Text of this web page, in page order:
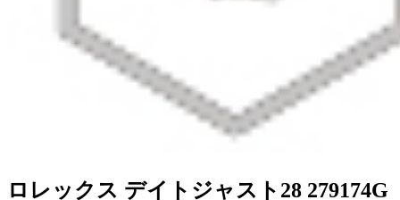
ロレックス デイトジャスト28 279174G